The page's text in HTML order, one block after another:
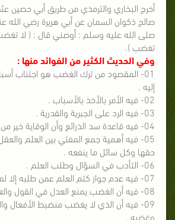
أخرج البخاري والترمذي من طريق أبي حصين
صالح ذكوان السمان عن أبي هريرة رضي الله
صلى الله عليه وسلم : أوصني قال : ( لا تغضب
تغضب ).
وفي الحديث الكثير من الفوائد منها :
01- المقصود من ترك الغضب هو اجتناب
إليه .
02- فيه الأمر بالأخذ بالأسباب .
03- فيه الرد على الجبرية والقدرية .
04- فيه قاعدة سد الذرائع وأن الوقاية خير من العلاج .
05- فيه أهمية جمع المفتي بين العلم
حقها وكل سائل ما ينفعه .
06- التأدب في السؤال وطلب العلم .
07- فيه عدم جواز كتم العلم عمن طلبه إلا لمصلحة راجحة .
08- فيه أن الغضب يمنع العدل في القول والعمل .
09- فيه أن الذي لا يغضب منضبط الأفعال
وغضبه .